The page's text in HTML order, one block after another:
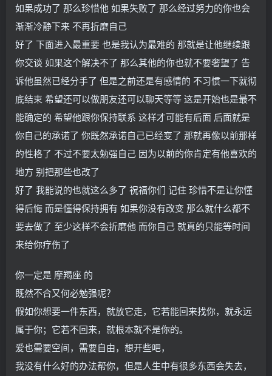
如果成功了 那么珍惜他 如果失败了 那么经过努力的你也会
渐渐冷静下来 不再折磨自己
好了 下面进入最重要 也是我认为最难的 那就是让他继续跟
你交谈 如果这个解决不了 那么其他的你也就不要奢望了 告
诉他虽然已经分手了 但是之前还是有感情的 不习惯一下就彻
底结束 希望还可以做朋友还可以聊天等等 这是开始也是最不
能确定的 希望他跟你保持联系 这样才可能有后面 后面就是
你自己的承诺了 你既然承诺自己已经变了 那就再像以前那样
的性格了 不过不要太勉强自己 因为以前的你肯定有他喜欢的
地方 别把那些也改了
好了 我能说的也就这么多了 祝福你们 记住 珍惜不是让你懂
得后悔 而是懂得保持拥有 如果你没有改变 那么就什么都不
要去做了 至少这样不会折磨他 而你自己 就真的只能等时间
来给你疗伤了
你一定是 摩羯座 的
既然不合又何必勉强呢？
假如你想要一件东西，就放它走，它若能回来找你，就永远
属于你；它若不回来，就根本就不是你的。
爱也需要空间，需要自由，想开些吧，
我没有什么好的办法帮你，但是人生中有很多东西会失去，